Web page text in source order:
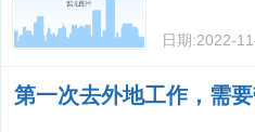
日期:2022-
第一次去外地工作，需